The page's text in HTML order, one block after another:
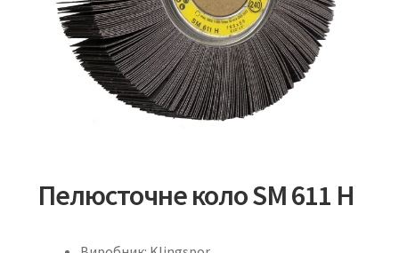
Пелюсточне коло SM 611 H